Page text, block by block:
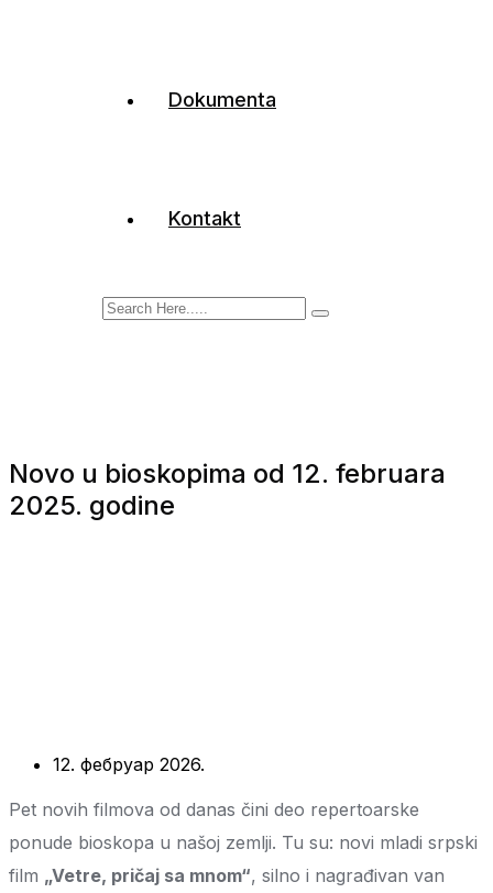
Dokumenta
Kontakt
Novo u bioskopima od 12. februara
2025. godine
12. фебруар 2026.
Pet novih filmova od danas čini deo repertoarske
ponude bioskopa u našoj zemlji. Tu su: novi mladi srpski
film „Vetre, pričaj sa mnom“, silno i nagrađivan van